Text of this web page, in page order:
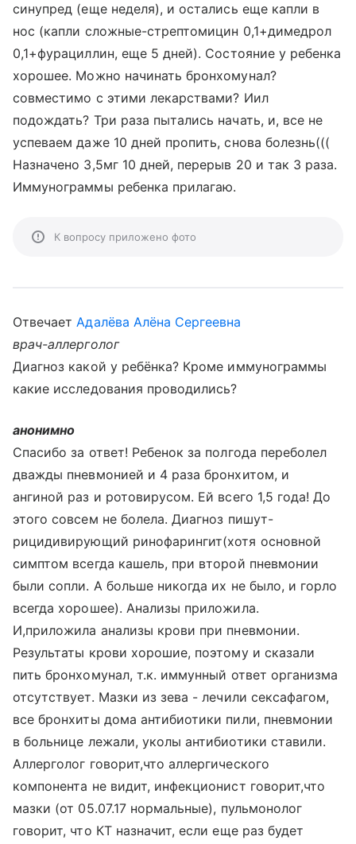
синупред (еще неделя), и остались еще капли в
нос (капли сложные-стрептомицин 0,1+димедрол
0,1+фурациллин, еще 5 дней). Состояние у ребенка
хорошее. Можно начинать бронхомунал?
совместимо с этими лекарствами? Иил
подождать? Три раза пытались начать, и, все не
успеваем даже 10 дней пропить, снова болезнь(((
Назначено 3,5мг 10 дней, перерыв 20 и так 3 раза.
Иммунограммы ребенка прилагаю.
К вопросу приложено фото
ОтвечаетАдалёва Алёна Сергеевна
врач-аллерголог
Диагноз какой у ребёнка? Кроме иммунограммы
какие исследования проводились?
анонимно
Спасибо за ответ! Ребенок за полгода переболел
дважды пневмонией и 4 раза бронхитом, и
ангиной раз и ротовирусом. Ей всего 1,5 года! До
этого совсем не болела. Диагноз пишут-
рицидивирующий ринофарингит(хотя основной
симптом всегда кашель, при второй пневмонии
были сопли. А больше никогда их не было, и горло
всегда хорошее). Анализы приложила.
И,приложила анализы крови при пневмонии.
Результаты крови хорошие, поэтому и сказали
пить бронхомунал, т.к. иммунный ответ организма
отсутствует. Мазки из зева - лечили сексафагом,
все бронхиты дома антибиотики пили, пневмонии
в больнице лежали, уколы антибиотики ставили.
Аллерголог говорит,что аллергического
компонента не видит, инфекционист говорит,что
мазки (от 05.07.17 нормальные), пульмонолог
говорит, что КТ назначит, если еще раз будет